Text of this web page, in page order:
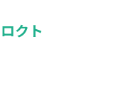
クト